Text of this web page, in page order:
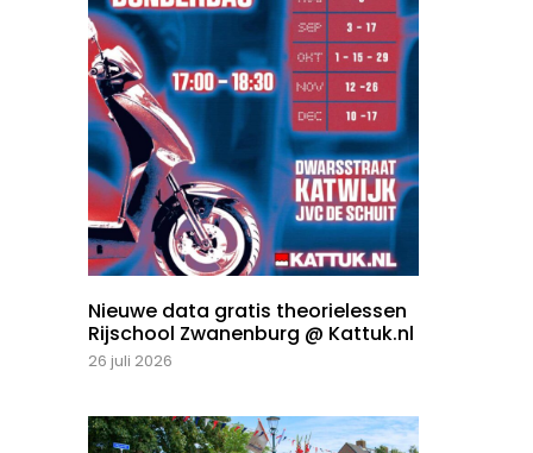
Nieuwe data gratis theorielessen
Rijschool Zwanenburg @ Kattuk.nl
26 juli 2026